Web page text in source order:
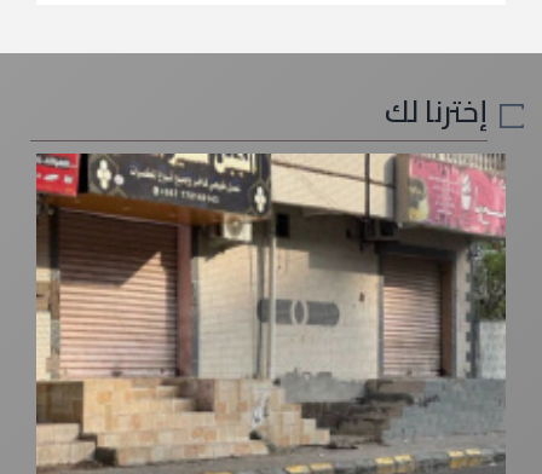
إخترنا لك